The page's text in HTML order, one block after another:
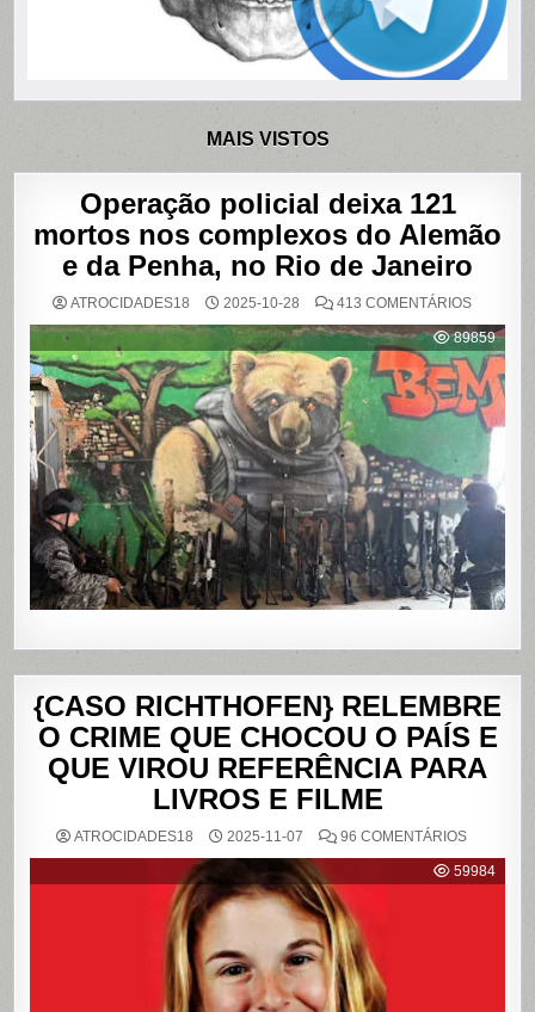
MAIS VISTOS
Operação policial deixa 121
mortos nos complexos do Alemão
e da Penha, no Rio de Janeiro
ATROCIDADES18 2025-10-28 413 COMENTÁRIOSEM
POLICIAL
DEIXA
121
MORTOS
NOS
DO
ALEMÃO
PENHA,
NO
RIO
89859
{CASO RICHTHOFEN} RELEMBRE
O CRIME QUE CHOCOU O PAÍS E
QUE VIROU REFERÊNCIA PARA
LIVROS E FILME
ATROCIDADES18 2025-11-07 96 COMENTÁRIOSEM
59984